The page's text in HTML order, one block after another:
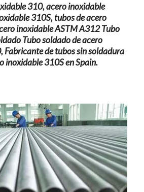
310, acero inoxidable
310S, tubos de acero
inoxidable ASTM A312 Tubo
Tubo soldado de acero
Fabricante de tubos sin soldadura
inoxidable 310S en Spain.